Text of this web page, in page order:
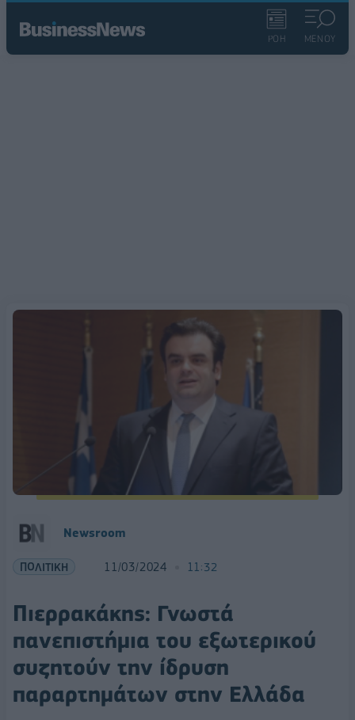
ΡΟΗ ΜΕΝΟΥ
Newsroom
ΠΟΛΙΤΙΚΗ 11/03/2024 11:32
Πιερρακάκης: Γνωστά
πανεπιστήμια του εξωτερικού
συζητούν την ίδρυση
παραρτημάτων στην Ελλάδα